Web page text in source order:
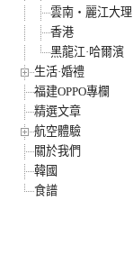
雲南‧麗江大理
香港
黑龍江·哈爾濱
生活·婚禮
福建OPPO專欄
精選文章
航空體驗
關於我們
韓國
食譜